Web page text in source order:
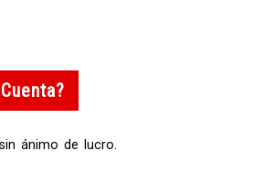
ánimo de lucro.